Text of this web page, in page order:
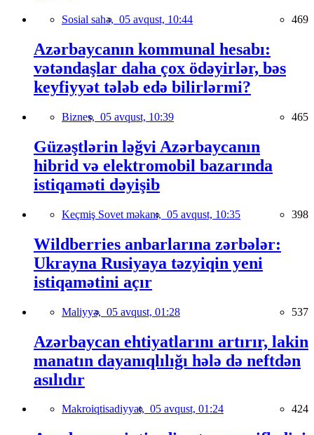
Sosial sahə, 05 avqust, 10:44 469
Azərbaycanın kommunal hesabı:
vətəndaşlar daha çox ödəyirlər, bəs
keyfiyyət tələb edə bilirlərmi?
Biznes, 05 avqust, 10:39 465
Güzəştlərin ləğvi Azərbaycanın
hibrid və elektromobil bazarında
istiqaməti dəyişib
Keçmiş Sovet məkanı, 05 avqust, 10:35 398
Wildberries anbarlarına zərbələr:
Ukrayna Rusiyaya təzyiqin yeni
istiqamətini açır
Maliyyə, 05 avqust, 01:28 537
Azərbaycan ehtiyatlarını artırır, lakin
manatın dayanıqlılığı hələ də neftdən
asılıdır
Makroiqtisadiyyat, 05 avqust, 01:24 424